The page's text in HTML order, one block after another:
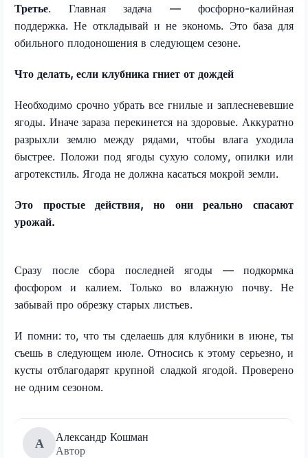
Третье. Главная задача — фосфорно-калийная
поддержка. Не откладывай и не экономь. Это база для
обильного плодоношения в следующем сезоне.
Что делать, если клубника гниет от дождей
Необходимо срочно убрать все гнилые и заплесневевшие
ягоды. Иначе зараза перекинется на здоровые. Аккуратно
разрыхли землю между рядами, чтобы влага уходила
быстрее. Положи под ягоды сухую солому, опилки или
агротекстиль. Ягода не должна касаться мокрой земли.
Это простые действия, но они реально спасают
урожай.
Сразу после сбора последней ягоды — подкормка
фосфором и калием. Только во влажную почву. Не
забывай про обрезку старых листьев.
И помни: то, что ты сделаешь для клубники в июне, ты
съешь в следующем июле. Относись к этому серьезно, и
кусты отблагодарят крупной сладкой ягодой. Проверено
не одним сезоном.
А
Александр Кошман
Автор